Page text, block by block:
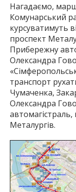
Нагадаємо,
Комунарський
курсуватимуть
проспект
Прибережну
Олександра
транспорт
Чумаченка,
Олександра
Металургів.